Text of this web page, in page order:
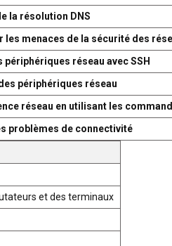
la résolution DNS
les menaces de la sécurité des
réseau avec SSH
périphériques réseau
réseau en utilisant les
problèmes de connectivité
et des terminaux